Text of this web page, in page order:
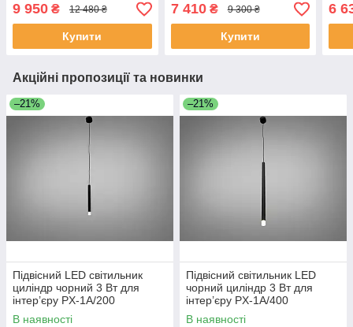
800+600+400BK
9 950 ₴ 12 480 ₴
Купити
7 410₴ 9 300 ₴
Купити
6
Акційні пропозиції та новинки
–21%
Підвісний LED світильник
циліндр чорний 3 Вт для
інтер’єру PX-1A/200
В наявності
–21%
Підвісний світильник LED
чорний циліндр 3 Вт для
інтер’єру PX-1A/400
В наявності